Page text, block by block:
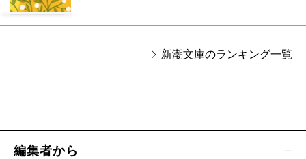
新潮文庫のランキング一覧
編集者から